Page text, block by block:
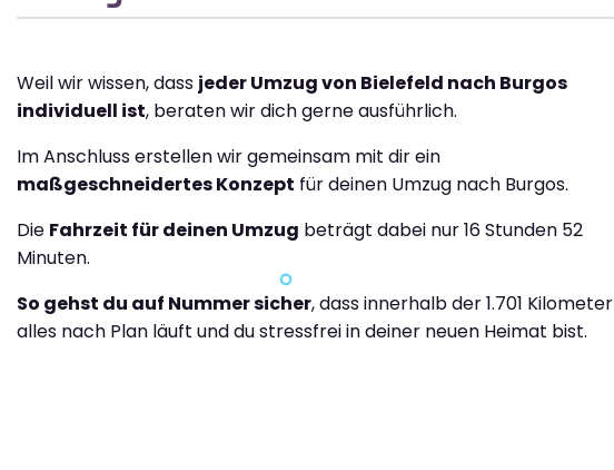
Weil wir wissen, dass jeder Umzug von Bielefeld nach Burgos
individuell ist, beraten wir dich gerne ausführlich.
Im Anschluss erstellen wir gemeinsam mit dir ein
maßgeschneidertes Konzept für deinen Umzug nach Burgos.
Die Fahrzeit für deinen Umzug beträgt dabei nur 16 Stunden 52
Minuten.
So gehst du auf Nummer sicher, dass innerhalb der 1.701 Kilometer
alles nach Plan läuft und du stressfrei in deiner neuen Heimat bist.